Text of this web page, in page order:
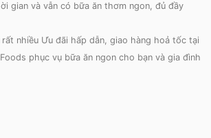
gian và vẫn có bữa ăn thơm ngon, đủ đầy
nhiều Ưu đãi hấp dẫn, giao hàng hoả tốc tại
phục vụ bữa ăn ngon cho bạn và gia đình